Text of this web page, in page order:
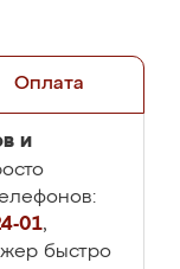
Оплата
и
01,
быстро